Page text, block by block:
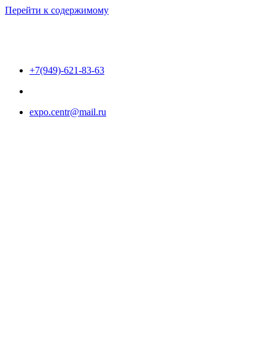
Перейти к содержимому
+7(949)-621-83-63
expo.centr@mail.ru